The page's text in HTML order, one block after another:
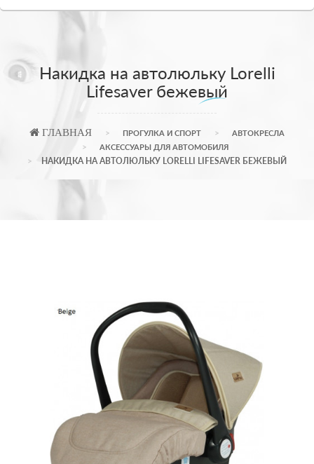
Накидка на автолюльку Lorelli
Lifesaver бежевый
ГЛАВНАЯ ПРОГУЛКА И СПОРТ
АВТОКРЕСЛА
АКСЕССУАРЫ ДЛЯ АВТОМОБИЛЯ
НАКИДКА НА АВТОЛЮЛЬКУ LORELLI LIFESAVER БЕЖЕВЫЙ